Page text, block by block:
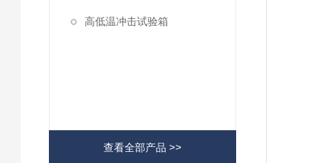
高低温冲击试验箱
查看全部产品 >>